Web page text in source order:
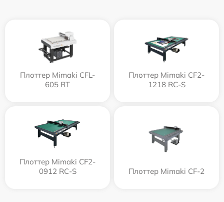
Плоттер Mimaki CFL-
605 RT
Плоттер Mimaki CF2-
1218 RC-S
Плоттер Mimaki CF2-
0912 RC-S
Плоттер Mimaki CF-2